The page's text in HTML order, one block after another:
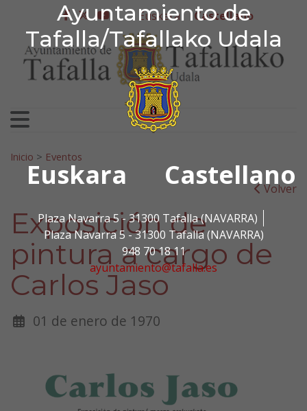
Ayuntamiento de
Tafalla/Tafallako Udala
Euskara Castellano
Plaza Navarra 5 - 31300 Tafalla (NAVARRA)
Plaza Navarra 5 - 31300 Tafalla (NAVARRA)
948 70 18 11
ayuntamiento@tafalla.es
Ir al contenido
Ayuntamiento de
facebook
twitter
youtube
Euskera Castellano
Search for:
Inicio > Eventos
Volver
Exposición de
pintura a cargo de
Carlos Jaso
01 de enero de 1970